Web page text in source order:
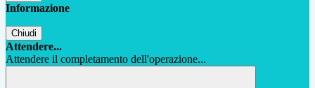
Informazione
Chiudi
Attendere...
Attendere il completamento dell'operazione...